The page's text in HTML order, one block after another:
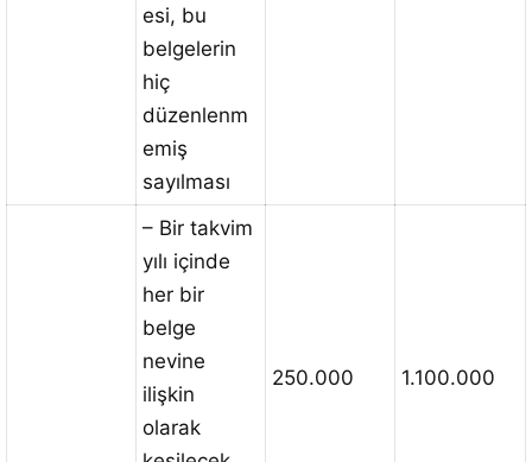
esi, bu
belgelerin
hiç
düzenlenm
emiş
sayılması
– Bir takvim
yılı içinde
her bir
belge
nevine
ilişkin
olarak
250.000 1.100.000